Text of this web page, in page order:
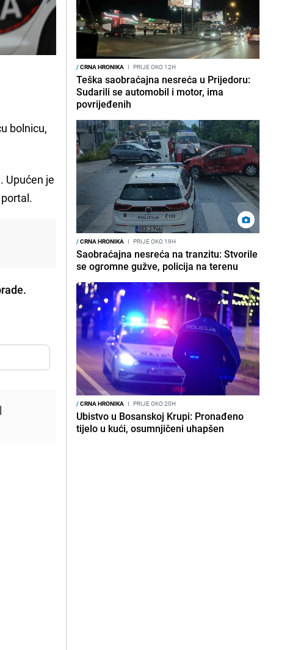
bolnicu,
Upućen je
|
/CRNA HRONIKA I PRIJE OKO 12H
Teška saobraćajna nesreća u Prijedoru:
Sudarili se automobil i motor, ima
povrijeđenih
/CRNA HRONIKA I PRIJE OKO 19H
Saobraćajna nesreća na tranzitu: Stvorile
se ogromne gužve, policija na terenu
/CRNA HRONIKA I PRIJE OKO 20H
Ubistvo u Bosanskoj Krupi: Pronađeno
tijelo u kući, osumnjičeni uhapšen